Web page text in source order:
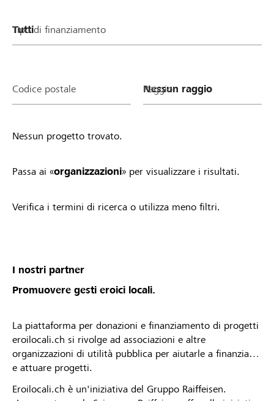
Tipo di finanziamento
Codice postale Raggio
Nessun progetto trovato.
Passa ai «organizzazioni» per visualizzare i risultati.
Verifica i termini di ricerca o utilizza meno filtri.
I nostri partner
Promuovere gesti eroici locali.
La piattaforma per donazioni e finanziamento di progetti
eroilocali.ch si rivolge ad associazioni e altre
organizzazioni di utilità pubblica per aiutarle a finanziare
e attuare progetti.
Eroilocali.ch è un'iniziativa del Gruppo Raiffeisen.